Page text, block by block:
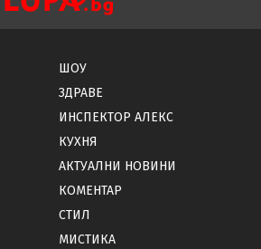
ШОУ
ЗДРАВЕ
ИНСПЕКТОР АЛЕКС
КУХНЯ
АКТУАЛНИ НОВИНИ
КОМЕНТАР
СТИЛ
МИСТИКА